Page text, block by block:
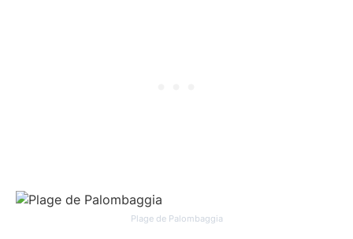
Plage de Palombaggia